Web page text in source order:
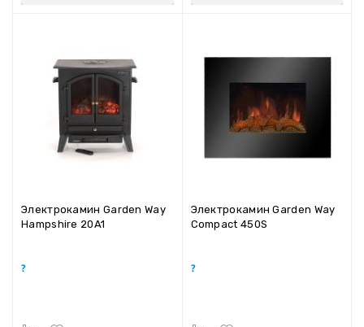
Электрокамин Garden Way
Hampshire 20A1
Электрокамин Garden Way
Compact 450S